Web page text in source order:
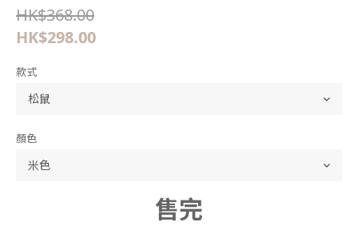
HK$368.00
HK$298.00
款式
顏色
售完